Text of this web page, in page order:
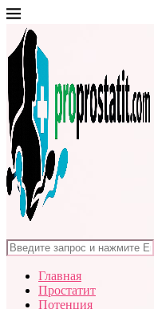
Главная
Простатит
Потенция